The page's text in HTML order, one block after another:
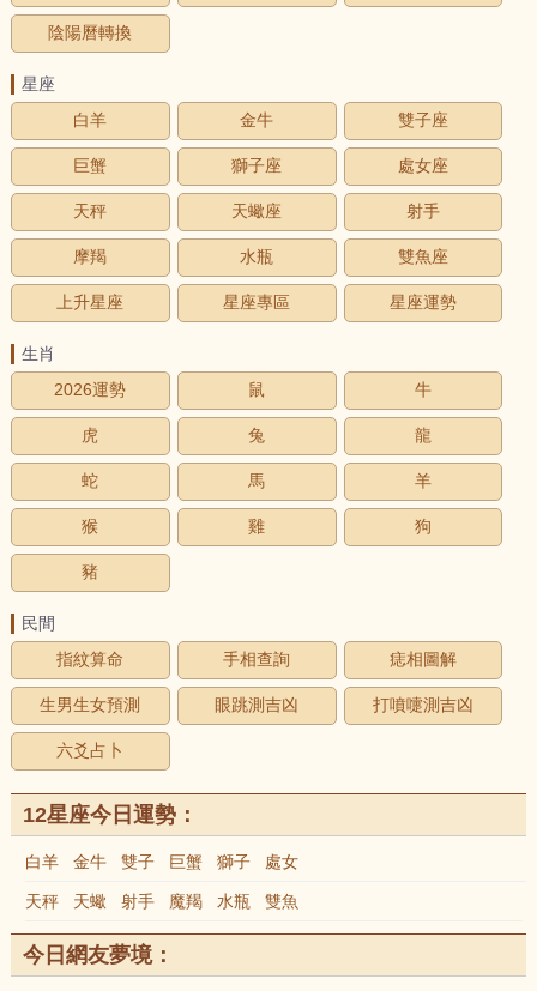
陰陽曆轉換
星座
白羊
金牛 雙子座
巨蟹 獅子座 處女座
天秤 天蠍座 射手
摩羯 水瓶 雙魚座
上升星座 星座專區 星座運勢
生肖
2026運勢
鼠 牛
虎 兔 龍
蛇 馬 羊
猴 雞 狗
豬
民間
指紋算命
手相查詢 痣相圖解
生男生女預測 眼跳測吉凶 打噴嚏測吉凶
六爻占卜
12星座今日運勢：
白羊 金牛 雙子 巨蟹 獅子 處女
天秤 天蠍 射手 魔羯 水瓶 雙魚
今日網友夢境：